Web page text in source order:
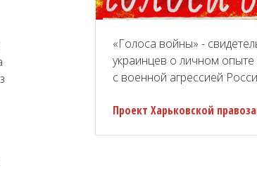
«Голоса войны» -
украинцев о личном опыте
с военной агрессией
Проект Харьковской